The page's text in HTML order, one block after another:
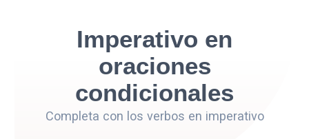
Imperativo en
oraciones
condicionales
Completa con los verbos en imperativo